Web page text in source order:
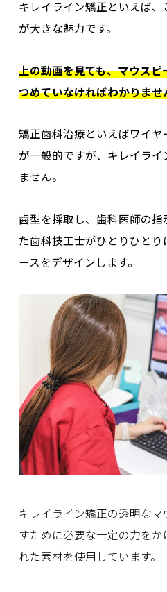
キレイライン矯正といえば
が大きな魅力です。
上の動画を見ても、マウス
つめていなければわかりませ
矯正歯科治療といえばワイ
が一般的ですが、キレイラ
ません。
歯型を採取し、歯科医師の
た歯科技工士がひとりひと
ースをデザインします。
キレイライン矯正の透明な
すために必要な一定の力を
れた素材を使用しています。